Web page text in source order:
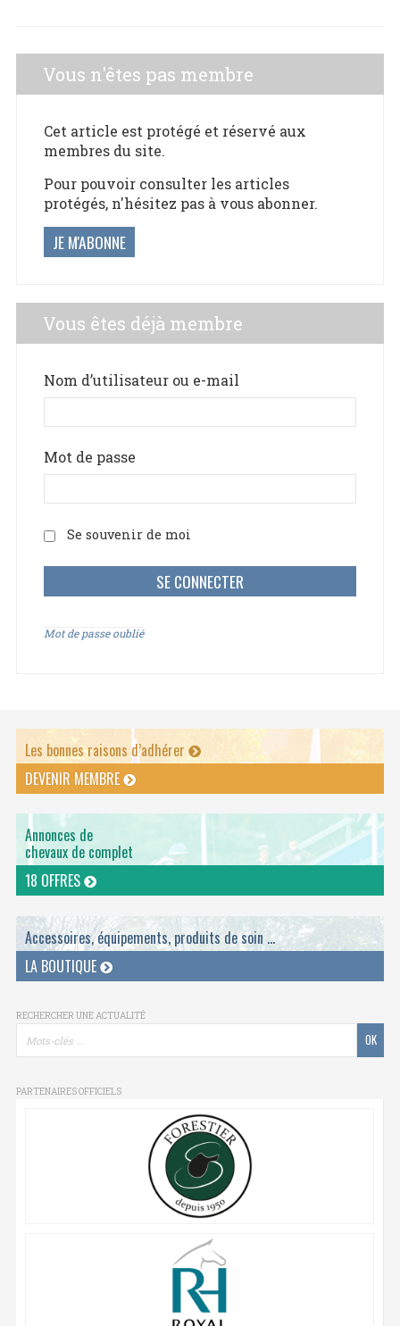
Vous n'êtes pas membre
Cet article est protégé et réservé aux
membres du site.
Pour pouvoir consulter les articles
protégés, n'hésitez pas à vous abonner.
JE M'ABONNE
Vous êtes déjà membre
Nom d’utilisateur ou e-mail
Mot de passe
Se souvenir de moi
Mot de passe oublié
Les bonnes raisons d’adhérer
DEVENIR MEMBRE
Annonces de
chevaux de complet
18 OFFRES
Accessoires, équipements, produits de soin ...
LA BOUTIQUE
RECHERCHER UNE ACTUALITÉ
PARTENAIRES OFFICIELS